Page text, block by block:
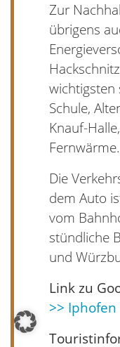
Zur
übrigens
wichtigsten
Schule,
Knauf-
Fernwärme.
Die
dem Auto
vom
stündliche
und
Link zu
>> Iphofen